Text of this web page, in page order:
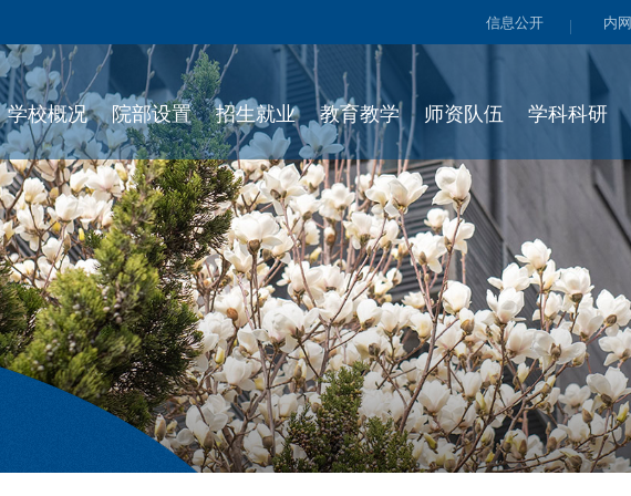
信息公开 内网
学校概况 院部设置 招生就业 教育教学 师资队伍 学科科研